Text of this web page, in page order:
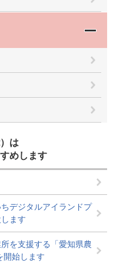
は
めします
デジタルアイランドプ
ます
を支援する「愛知県農
開始します